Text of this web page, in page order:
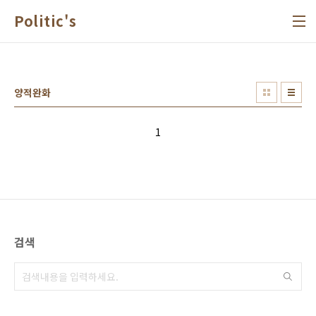
Politic's
양적완화
1
검색